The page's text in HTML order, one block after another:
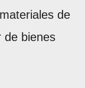
de
de bienes